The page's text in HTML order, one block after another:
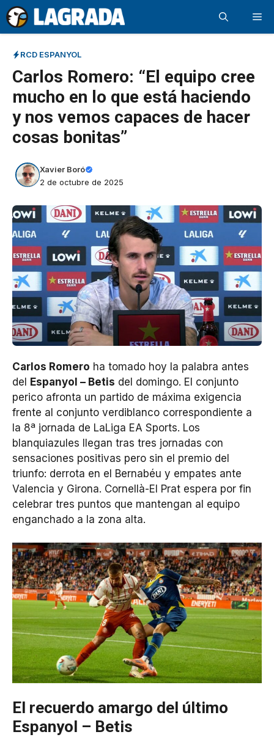
Saltar
al
contenido
RCD ESPANYOL
Carlos Romero: “El equipo cree
mucho en lo que está haciendo
y nos vemos capaces de hacer
cosas bonitas”
Xavier Boró
2 de octubre de 2025
Carlos Romero ha tomado hoy la palabra antes
del Espanyol – Betis del domingo. El conjunto
perico afronta un partido de máxima exigencia
frente al conjunto verdiblanco correspondiente a
la 8ª jornada de LaLiga EA Sports. Los
blanquiazules llegan tras tres jornadas con
sensaciones positivas pero sin el premio del
triunfo: derrota en el Bernabéu y empates ante
Valencia y Girona. Cornellà-El Prat espera por fin
celebrar tres puntos que mantengan al equipo
enganchado a la zona alta.
El recuerdo amargo del último
Espanyol – Betis